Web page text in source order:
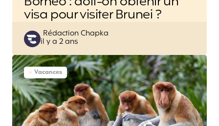
visa pour visiter Brunei ?
Posted
by
Rédaction Chapka
il y a 2 ans
Vacances